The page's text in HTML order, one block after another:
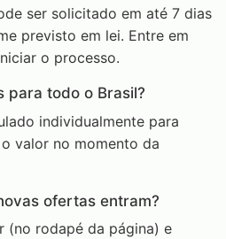
ser solicitado em até 7 dias
previsto em lei. Entre em
o processo.
para todo o Brasil?
individualmente para
valor no momento da
ofertas entram?
(no rodapé da página) e